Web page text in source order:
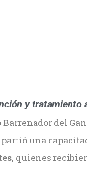
y
del
una
, quienes